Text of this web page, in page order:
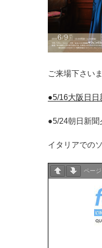
ご来場下さい
●5/16大阪日日
●5/24朝日新
イタリアでの
ページ